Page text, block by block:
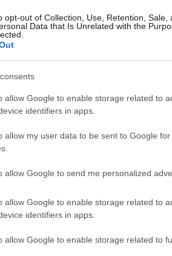
opt-out of Collection, Use, Retention, Sale,
Data that Is Unrelated with the
allow Google to enable storage related to
identifiers in apps.
allow my user data to be sent to Google
allow Google to send me personalized
allow Google to enable storage related to
identifiers in apps.
allow Google to enable storage related to
αμερικανοϊσραηλινές σχέσεις των
στα πεδία των μαχών, αλλά πίσω
γραμμές υψηλής ασφαλείας και
που εκτείνονται από την
συγκρούσεων, διπλωματικών
ο Ντόναλντ Τραμπ φαίνεται να
για τη στρατηγική του δεν
διαρρέουν από αμερικανικούς
την ενόχλησή του απέναντι
άνθρωπο που μέχρι πρότινος
της Ουάσιγκτον.